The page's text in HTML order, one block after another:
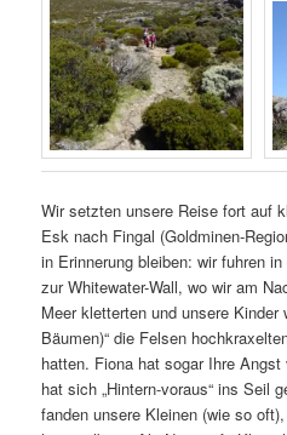
Wir setzten unsere Reise fort auf
Esk nach Fingal (Goldminen-
in Erinnerung bleiben: wir fuhren
zur Whitewater-Wall, wo wir am
Meer kletterten und unsere Kinder
Bäumen)“ die Felsen
hatten. Fiona hat sogar Ihre
hat sich „Hintern-voraus“ ins Seil
fanden unsere Kleinen (wie so